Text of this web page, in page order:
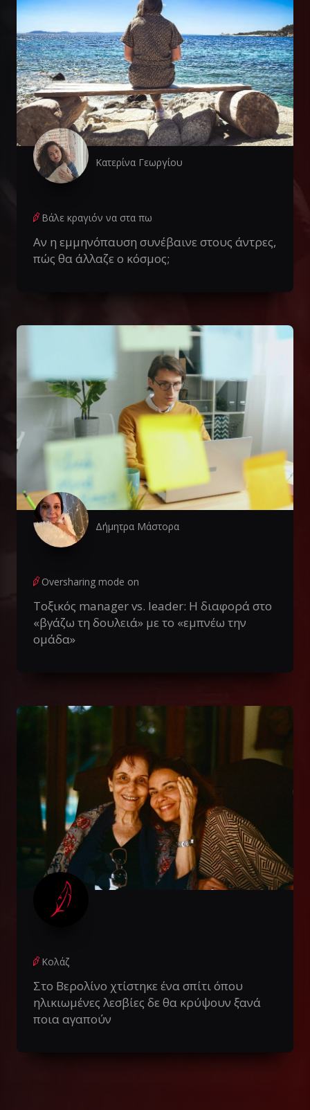
Κατερίνα Γεωργίου
Βάλε κραγιόν να στα πω
Αν η εμμηνόπαυση συνέβαινε στους άντρες,
πώς θα άλλαζε ο κόσμος;
Δήμητρα Μάστορα
Oversharing mode on
Τοξικός manager vs. leader: Η διαφορά στο
«βγάζω τη δουλειά» με το «εμπνέω την
ομάδα»
Κολάζ
Στο Βερολίνο χτίστηκε ένα σπίτι όπου
ηλικιωμένες λεσβίες δε θα κρύψουν ξανά
ποια αγαπούν